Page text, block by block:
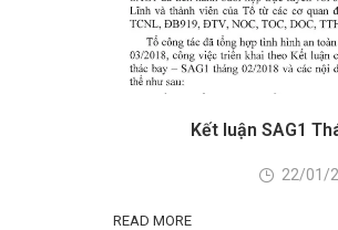
Kết luận SAG1
22/01/
READ MORE